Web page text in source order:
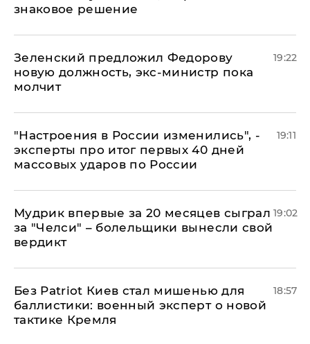
знаковое решение
Зеленский предложил Федорову
новую должность, экс-министр пока
молчит
19:22
"Настроения в России изменились", -
эксперты про итог первых 40 дней
массовых ударов по России
19:11
Мудрик впервые за 20 месяцев сыграл
за "Челси" – болельщики вынесли свой
вердикт
19:02
​Без Patriot Киев стал мишенью для
баллистики: военный эксперт о новой
тактике Кремля
18:57